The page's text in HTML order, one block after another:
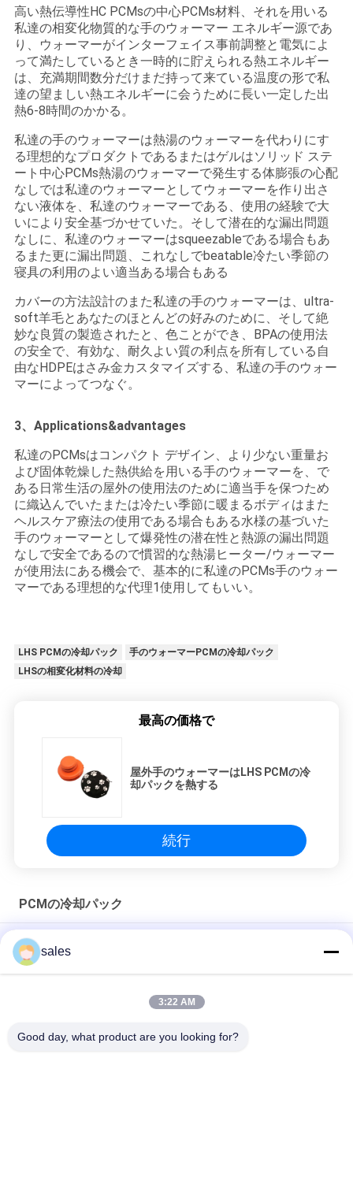
場
合
地
図
PRIVACY
POLICY
高い熱伝導性HC PCMsの中心PCMs材料、それを用いる
私達の相変化物質的な手のウォーマー エネルギー源であ
り、ウォーマーがインターフェイス事前調整と電気によ
って満たしているとき一時的に貯えられる熱エネルギー
は、充満期間数分だけまだ持って来ている温度の形で私
達の望ましい熱エネルギーに会うために長い一定した出
熱6-8時間のかかる。
私達の手のウォーマーは熱湯のウォーマーを代わりにす
る理想的なプロダクトであるまたはゲルはソリッド ステ
ート中心PCMs熱湯のウォーマーで発生する体膨張の心配
なしでは私達のウォーマーとしてウォーマーを作り出さ
ない液体を、私達のウォーマーである、使用の経験で大
いにより安全基づかせていた。そして潜在的な漏出問題
なしに、私達のウォーマーはsqueezableである場合もあ
るまた更に漏出問題、これなしでbeatable冷たい季節の
寝具の利用のよい適当ある場合もある
カバーの方法設計のまた私達の手のウォーマーは、ultra-
soft羊毛とあなたのほとんどの好みのために、そして絶
妙な良質の製造されたと、色ことができ、BPAの使用法
の安全で、有効な、耐久よい質の利点を所有している自
由なHDPEはさみ金カスタマイズする、私達の手のウォー
マーによってつなぐ。
3、Applications&advantages
私達のPCMsはコンパクト デザイン、より少ない重量お
よび固体乾燥した熱供給を用いる手のウォーマーを、で
ある日常生活の屋外の使用法のために適当手を保つため
に織込んでいたまたは冷たい季節に暖まるボディはまた
ヘルスケア療法の使用である場合もある水様の基づいた
手のウォーマーとして爆発性の潜在性と熱源の漏出問題
なしで安全であるので慣習的な熱湯ヒーター/ウォーマー
が使用法にある機会で、基本的に私達のPCMs手のウォー
マーである理想的な代理1使用してもいい。
LHS PCMの冷却パック
手のウォーマーPCMの冷却パック
LHSの相変化材料の冷却
最高の価格で
屋外手のウォーマーはLHS PCMの冷
却パックを熱する
続行
PCMの冷却パック
身につけられるPCMは自動的に屋外スポーツの首スカーフのた
めの冷却の首の覆いを凍らせている
sales
3:22 AM
Good day, what product are you looking for?